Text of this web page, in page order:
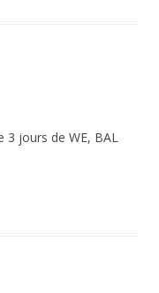
3 jours de WE, BAL